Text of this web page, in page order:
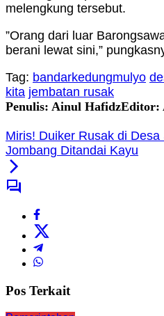
melengkung tersebut.
”Orang dari luar
berani lewat sini,”
Tag: bandarkedungmulyo
kita jembatan rusak
Penulis: Ainul HafidzEditor:
Miris! Duiker Rusak di
Jombang Ditandai Kayu
Pos Terkait